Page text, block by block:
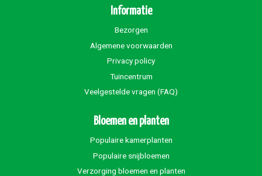
Informatie
Bezorgen
Algemene voorwaarden
Privacy policy
Tuincentrum
Veelgestelde vragen (FAQ)
Bloemen en planten
Populaire kamerplanten
Populaire snijbloemen
Verzorging bloemen en planten